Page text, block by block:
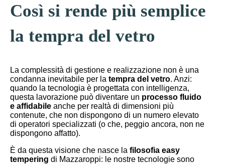
Così si rende più semplice
la tempra del vetro
La complessità di gestione e realizzazione non è una
condanna inevitabile per la tempra del vetro. Anzi:
quando la tecnologia è progettata con intelligenza,
questa lavorazione può diventare un processo fluido
e affidabile anche per realtà di dimensioni più
contenute, che non dispongono di un numero elevato
di operatori specializzati (o che, peggio ancora, non ne
dispongono affatto).
È da questa visione che nasce la filosofia easy
tempering di Mazzaroppi: le nostre tecnologie sono